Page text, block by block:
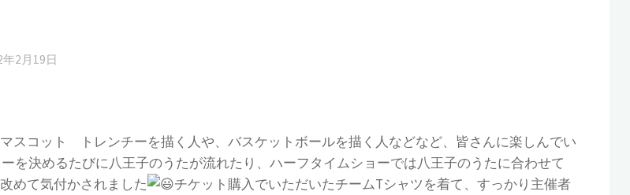
年2月19日
スコット トレンチーを描く人や、バスケットボールを描く人などなど、皆さんに楽しんでい
を決めるたびに八王子のうたが流れたり、ハーフタイムショーでは八王子のうたに合わせて
めて気付かされました
チケット購入でいただいたチームTシャツを着て、すっかり主催者